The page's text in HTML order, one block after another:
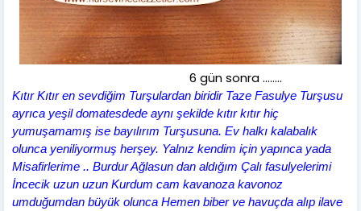
6 gün sonra ........
Kıtır Kıtır en sevdiğim Turşulardan biridir Taze Fasulye Turşusu
ayrıca yeşil domatesdede aynı şekilde kıtır kıtır hiç
yumuşamamış ise bayılırım Turşusuna. Ev halkı kalabalık
olunca yeniliyormuş herşey. Yalnız kendim için yapınca yada
Misafirlerime .. Burdur Ağlasun dan aldığım Çalı fasulyelerimi
İncecik uzun uzun Kurdum cam kavanoza kavonoz
umduğumdan büyük olunca Hemen biber ve havuçda alıp ilave